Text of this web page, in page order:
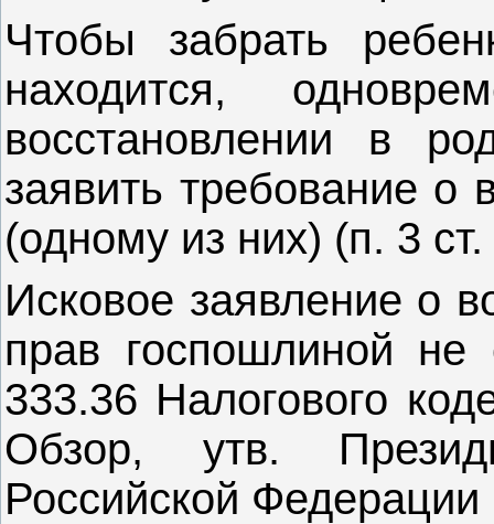
Чтобы забрать
находится,
восстановлении в
заявить требование о
(одному из них) (п. 3
Исковое заявление о
прав госпошлиной
333.36 Налогового
Обзор, утв.
Российской Федерации